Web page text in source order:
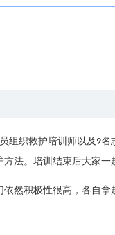
组织救护培训师以及 9名
方法。 培训结束后大家一
依然积极性很高，各自拿